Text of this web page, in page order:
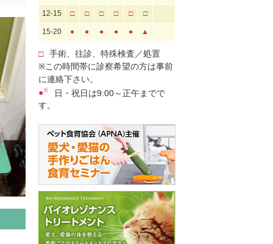
12-15 □ □ □ □ □ □
15-20 ● ● ● ● ● ▲
□
手術、往診、特殊検査／処置
※この時間帯に診察希望の方は事前
に連絡下さい。
●※
日・祝日は9:00～正午までで
す。